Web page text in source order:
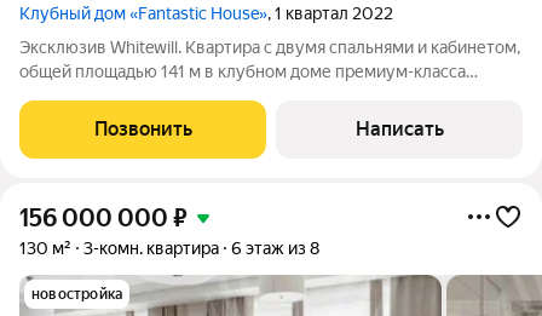
Клубный дом «Fantastic House», 1 квартал 2022
Эксклюзив Whitewill. Квартира с двумя спальнями и кабинетом,
общей площадью 141 м в клубном доме премиум-класса
отделка в современном стиле. Квартира укомплектована
встроенной бытовой
Позвонить Написать
156 000 000 ₽
130 м² 3-комн. квартира 6 этаж из 8
новостройка